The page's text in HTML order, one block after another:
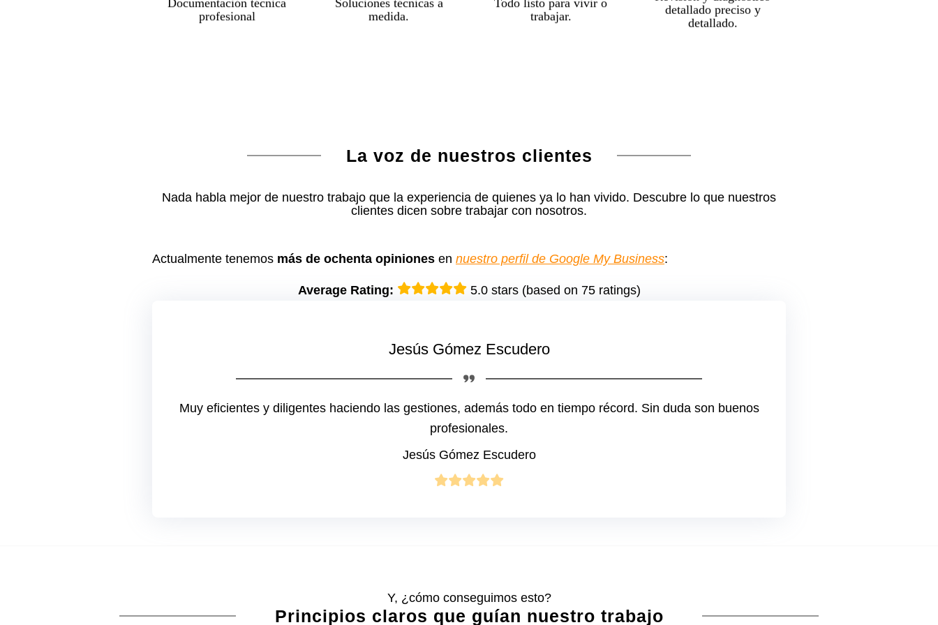
Documentación técnica
profesionalperitajes
, con total rigor
Soluciones técnicas a
medida.
Instalaciones eléctricas,
Todo listo para vivir o
trabajar.
sin preocupaciones.
detallado preciso y
detallado.
La voz de nuestros clientes
Nada habla mejor de nuestro trabajo que la experiencia de quienes ya lo han vivido. Descubre lo que nuestros
clientes dicen sobre trabajar con nosotros.
Actualmente tenemos más de ochenta opiniones en nuestro perfil de Google My Business:
Average Rating: 5.0 stars (based on 75 ratings)
Jesús Gómez Escudero
Muy eficientes y diligentes haciendo las gestiones, además todo en tiempo récord. Sin duda son buenos
profesionales.
Jesús Gómez Escudero
Y, ¿cómo conseguimos esto?
Principios claros que guían nuestro trabajo